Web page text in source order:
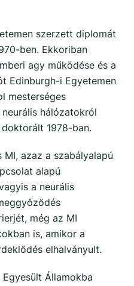
szerzett diplomát
ben. Ekkoriban
agy működése és a
Edinburgh-i Egyetemen
mesterséges
hálózatokról
1978-ban.
azaz a szabályalapú
alapú
a neurális
még az MI
is, amikor a
elhalványult.
Államokba